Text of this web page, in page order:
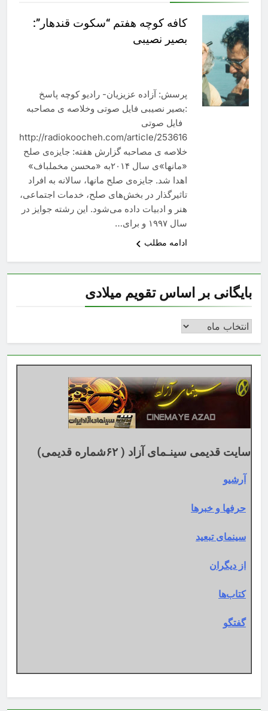
کافه‌ کوچه هفتم “سکوت قندهار”:
بصیر نصیبی
پرسش: آزاده عزیزیان- رادیو کوچه پاسخ
:بصیر نصیبی فایل صوتی وخلاصه ی مصاحبه
فایل صوتی
http://radiokoocheh.com/article/253616
خلاصه ی مصاحبه گزارش هفته: جایزه‌ی صلح
«مانها»ی سال ٢٠١۴به «محسن مخملباف»
اهدا شد. جایزه‌ی صلح مانها، سالانه به افراد
تاثیرگذار در بخش‌های صلح، خدمات اجتماعی،
هنر و ادبیات داده می‌شود. این رشته جوایز در
سال ١٩٩٧ و برای…
ادامه مطلب
بایگانی بر اساس تقویم میلادی
بایگانی
اساس
تقویم
میلادی
سایت قدیمی سینـمای آزاد ( ۶۲شماره قدیمی)
آرشیو
حرفها و خبرها
سینمای تبعید
از دیگران
کتاب‌ها
گفتگو